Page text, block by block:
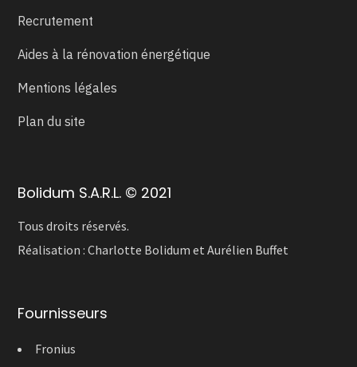
Recrutement
Aides à la rénovation énergétique
Mentions légales
Plan du site
Bolidum S.A.R.L. © 2021
Tous droits réservés.
Réalisation :Charlotte Bolidum etAurélien Buffet
Fournisseurs
Fronius